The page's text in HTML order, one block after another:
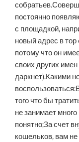
постоянно
с площадкой,
новый адрес в
потому что он
своих других
даркнет).Какими
того что бы
не занимает
понятно;За счет
кошельков, вам